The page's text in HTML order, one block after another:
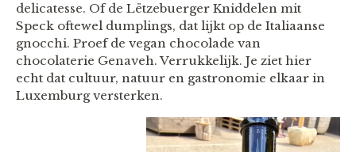
delicatesse. Of de Lëtzebuerger Kniddelen mit
Speck oftewel dumplings, dat lijkt op de Italiaanse
gnocchi. Proef de vegan chocolade van
chocolaterie Genaveh. Verrukkelijk. Je ziet hier
echt dat cultuur, natuur en gastronomie elkaar in
Luxemburg versterken.